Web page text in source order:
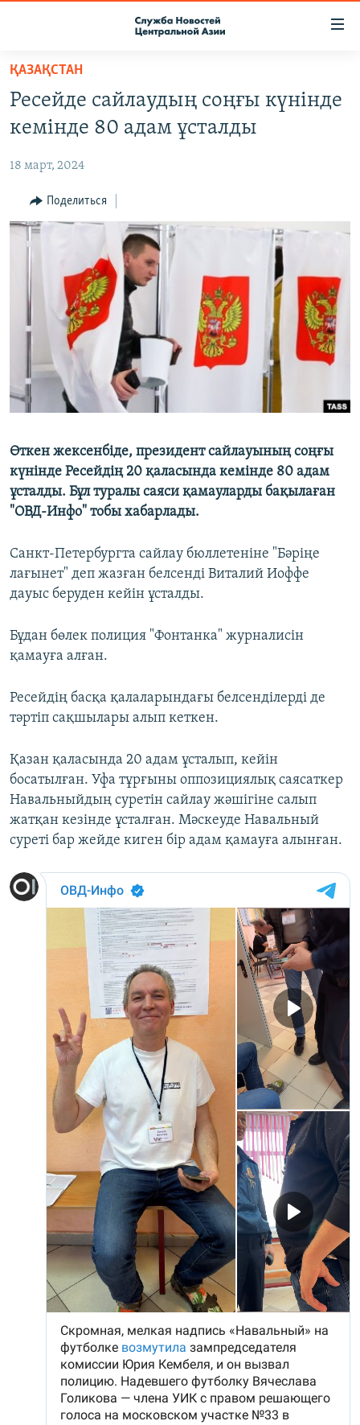
Вернуться
основному
содержанию
навигации
Вернутся
ПОДПИСКА
RFE/RL ДИРЕКТ
НАСТОЯЩЕЕ ВРЕМЯ
МИГРАНТ МЕДИА
ҚАЗАҚСТАН
Ресейде сайлаудың соңғы күнінде
кемінде 80 адам ұсталды
18 март, 2024
Поделиться
Өткен жексенбіде, президент сайлауының соңғы
күнінде Ресейдің 20 қаласында кемінде 80 адам
ұсталды. Бұл туралы саяси қамауларды бақылаған
"ОВД-Инфо" тобы хабарлады.
Санкт-Петербургта сайлау бюллетеніне "Бәріңе
лағынет" деп жазған белсенді Виталий Иоффе
дауыс беруден кейін ұсталды.
Бұдан бөлек полиция "Фонтанка" журналисін
қамауға алған.
Ресейдің басқа қалаларындағы белсенділерді де
тәртіп сақшылары алып кеткен.
Қазан қаласында 20 адам ұсталып, кейін
босатылған. Уфа тұрғыны оппозициялық саясаткер
Навальныйдың суретін сайлау жәшігіне салып
жатқан кезінде ұсталған. Мәскеуде Навальный
суреті бар жейде киген бір адам қамауға алынған.